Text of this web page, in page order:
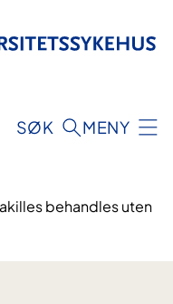
SØK MENY
behandles uten